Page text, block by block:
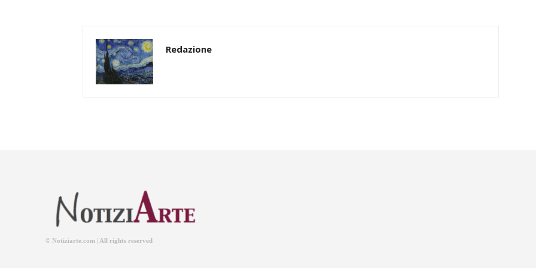
Redazione
© Notiziarte.com | All rights reserved